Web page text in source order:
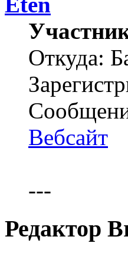
Откуда:
Вебсайт
---
Редактор